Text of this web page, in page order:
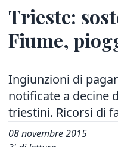
Trieste:
Fiume,
Ingiunzioni di
notificate a decine
triestini. Ricorsi di
08 novembre 2015